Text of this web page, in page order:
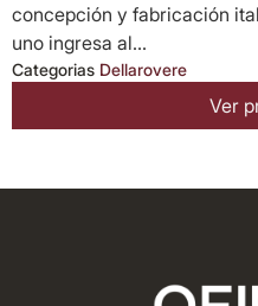
concepción y fabricación
uno ingresa al...
Categorias Dellarovere
Ver